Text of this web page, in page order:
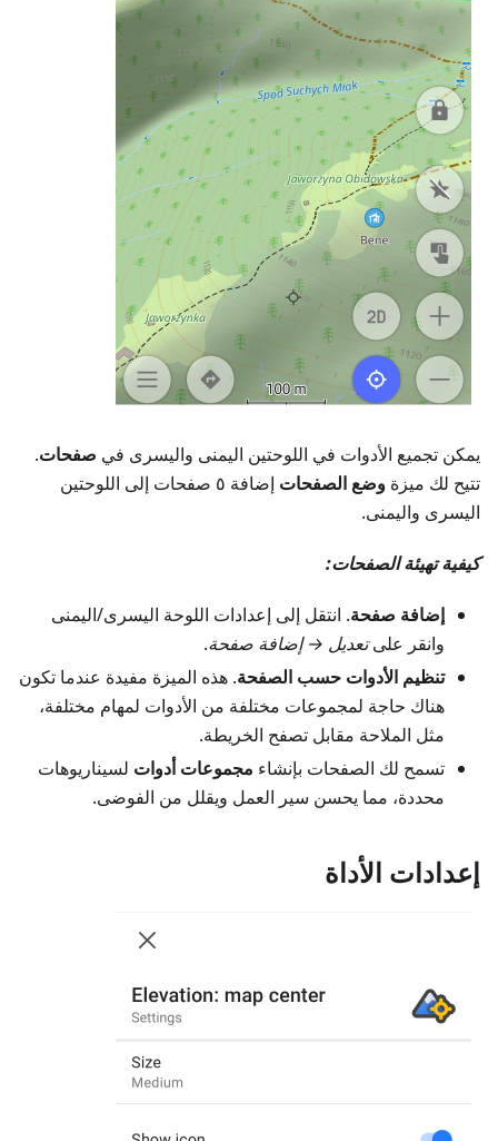
يمكن تجميع الأدوات في اللوحتين اليمنى واليسرى في صفحات.
تتيح لك ميزة وضع الصفحات
إضافة ٥ صفحات إلى اللوحتين
اليسرى واليمنى.
كيفية تهيئة الصفحات:
إضافة صفحة. انتقل إلى إعدادات اللوحة اليسرى/اليمنى
وانقر علىتعديل → إضافة صفحة.
تنظيم الأدوات حسب الصفحة. هذه الميزة مفيدة عندما تكون
هناك حاجة لمجموعات مختلفة من الأدوات لمهام مختلفة،
مثل الملاحة مقابل تصفح الخريطة.
تسمح لك الصفحات بإنشاء مجموعات أدوات لسيناريوهات
محددة، مما يحسن سير العمل ويقلل من الفوضى.
إعدادات الأداة